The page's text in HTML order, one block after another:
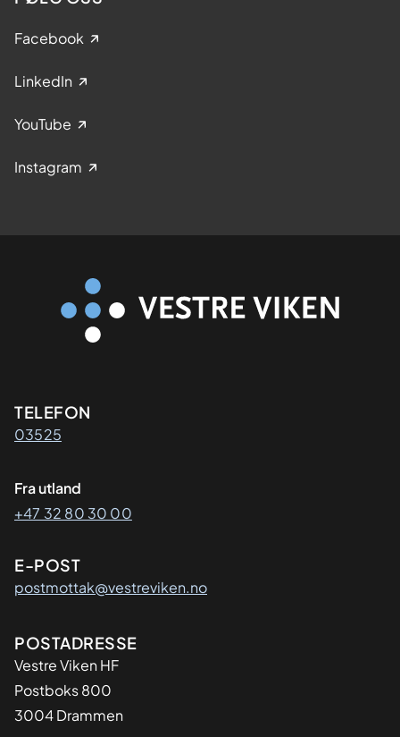
Facebook
LinkedIn
YouTube
Instagram
Kontaktinformasjon
TELEFON
03525
Fra utland
+47 32 80 30 00
E-POST
postmottak@vestreviken.no
Adresse
POSTADRESSE
Vestre Viken HF
Postboks 800
3004 Drammen